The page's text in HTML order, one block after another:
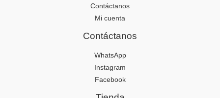
Contáctanos
Mi cuenta
Contáctanos
WhatsApp
Instagram
Facebook